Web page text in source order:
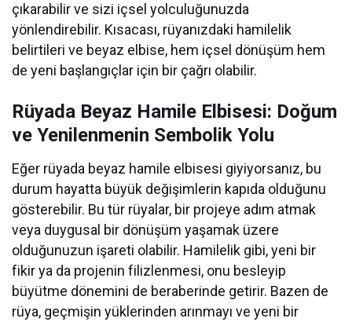
çıkarabilir ve sizi içsel yolculuğunuzda
yönlendirebilir. Kısacası, rüyanızdaki hamilelik
belirtileri ve beyaz elbise, hem içsel dönüşüm hem
de yeni başlangıçlar için bir çağrı olabilir.
Rüyada Beyaz Hamile Elbisesi: Doğum
ve Yenilenmenin Sembolik Yolu
Eğer rüyada beyaz hamile elbisesi giyiyorsanız, bu
durum hayatta büyük değişimlerin kapıda olduğunu
gösterebilir. Bu tür rüyalar, bir projeye adım atmak
veya duygusal bir dönüşüm yaşamak üzere
olduğunuzun işareti olabilir. Hamilelik gibi, yeni bir
fikir ya da projenin filizlenmesi, onu besleyip
büyütme dönemini de beraberinde getirir. Bazen de
rüya, geçmişin yüklerinden arınmayı ve yeni bir